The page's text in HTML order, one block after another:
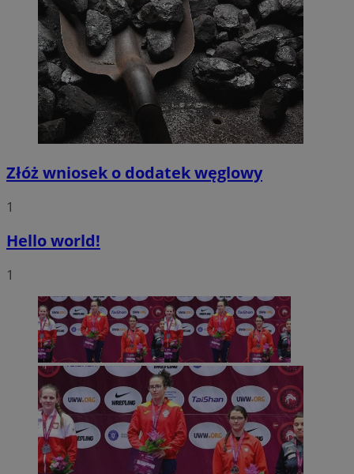
Złóż wniosek o dodatek węglowy
1
Hello world!
1